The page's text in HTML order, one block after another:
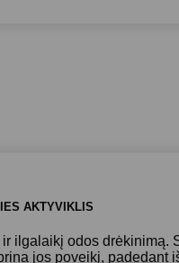
AKTYVIKLIS
ilgalaikį odos
jos poveikį, padedant